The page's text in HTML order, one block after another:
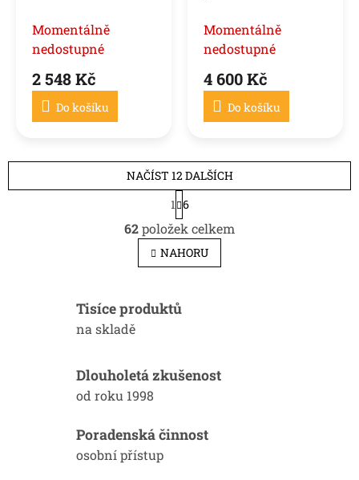
Momentálně
nedostupné
2 548 Kč
Do košíku
Momentálně
nedostupné
4 600 Kč
Do košíku
O
v
l
á
c
v
ý
NAČÍST 12 DALŠÍCH
S
t
r
á
n
k
á
n
1 6
62položek celkem
NAHORU
Tisíce produktů
na skladě
Dlouholetá zkušenost
od roku 1998
Poradenská činnost
osobní přístup